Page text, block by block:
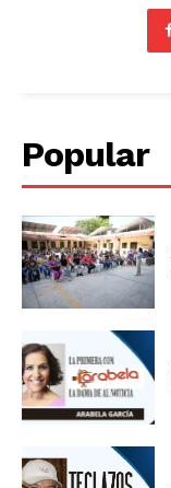
Popular